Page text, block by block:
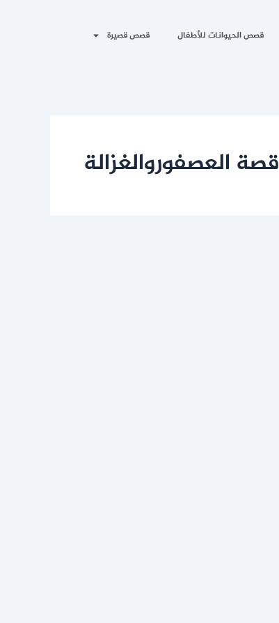
قصص الحيوانات للأطفال قصص قصيرة
قصة العصفوروالغزالة